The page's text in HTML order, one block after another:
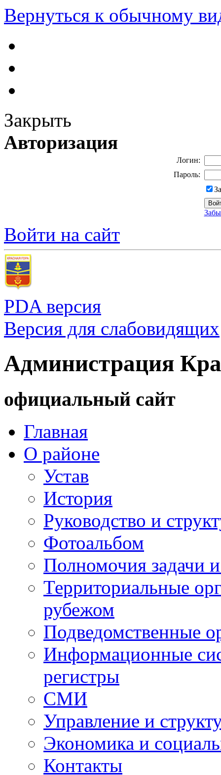
Вернуться к обычному
Закрыть
Авторизация
Логин:
Пароль:
Войти на сайт
PDA версия
Версия для слабовидящих
Администрация
официальный сайт
Главная
О районе
Устав
История
Руководство и
Фотоальбом
Полномочия задачи
Территориальные
рубежом
Подведомственные
Информационные
регистры
СМИ
Управление и
Экономика и
Контакты